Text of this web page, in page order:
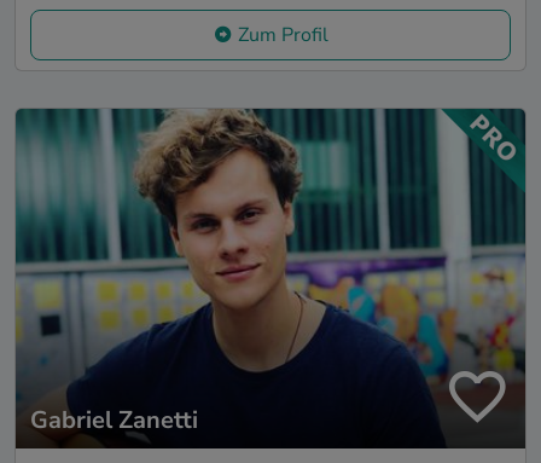
Zum Profil
Gabriel Zanetti